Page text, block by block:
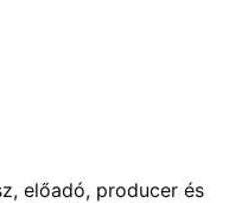
előadó, producer és